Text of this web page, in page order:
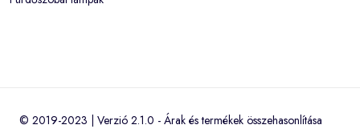
© 2019-2023 | Verzió 2.1.0 - Árak és termékek összehasonlítása